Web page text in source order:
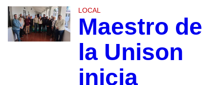
LOCAL
Maestro de
la Unison
inicia